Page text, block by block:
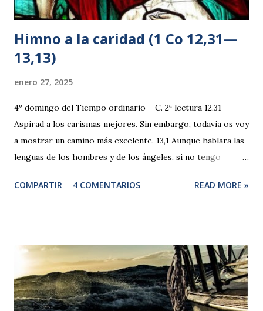
Himno a la caridad (1 Co 12,31—
13,13)
enero 27, 2025
4º domingo del Tiempo ordinario – C. 2ª lectura 12,31
Aspirad a los carismas mejores. Sin embargo, todavía os voy
a mostrar un camino más excelente. 13,1 Aunque hablara las
lenguas de los hombres y de los ángeles, si no tengo
platillos. 2 Y aunque tuviera el don de profecía y conociera
entregara mi cuerpo para dejarme quemar, si no tengo
caridad, de nada me aprovecharía. 4 La caridad es paciente,
la caridad es amable; no es envidiosa, no obra con soberbia,
no se jacta, 5 no es ambiciosa, no busca lo suyo, no se irrita,
COMPARTIR 4 COMENTARIOS READ MORE »